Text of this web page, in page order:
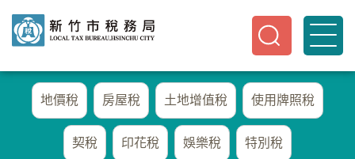
地價稅 房屋稅 土地增值稅 使用牌照稅
契稅 印花稅 娛樂稅 特別稅